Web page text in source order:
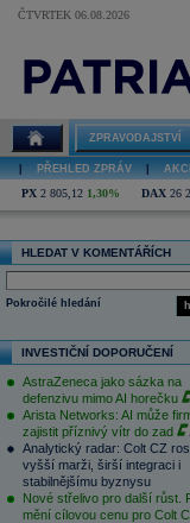
ČTVRTEK 06.08.2026
ZPRAVODAJSTVÍ
PŘEHLED ZPRÁV
PX 2 805,12 1,30% DAX 26
HLEDAT V KOMENTÁŘÍCH
Pokročilé hledání
INVESTIČNÍ DOPORUČENÍ
AstraZeneca jako sázka na
defenzivu mimo AI horečku
Arista Networks: AI může
zajistit příznivý vítr do zad
Analytický radar: Colt CZ
vyšší marži, širší integraci i
stabilnějšímu byznysu
Nové střelivo pro další růst.
mění cílovou cenu pro Colt